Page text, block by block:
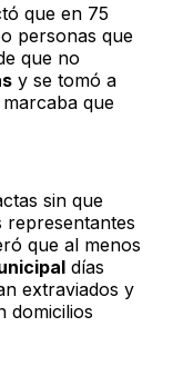
que en 75
personas que
que no
y se tomó a
marcaba que
sin que
representantes
que al menos
días
extraviados y
domicilios